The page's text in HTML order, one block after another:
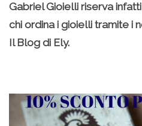
Gabriel Gioielli riserva
chi ordina i gioielli tramite i
Il Blog di Ely.